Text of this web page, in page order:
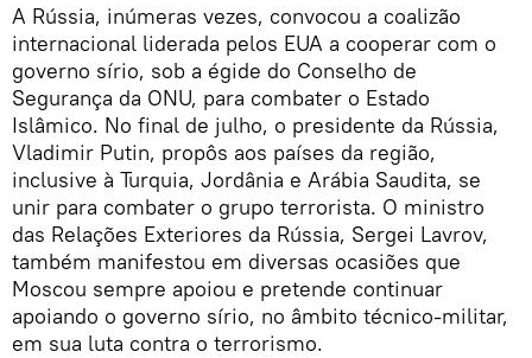
A Rússia, inúmeras vezes, convocou a coalizão
internacional liderada pelos EUA a cooperar com o
governo sírio, sob a égide do Conselho de
Segurança da ONU, para combater o Estado
Islâmico. No final de julho, o presidente da Rússia,
Vladimir Putin, propôs aos países da região,
inclusive à Turquia, Jordânia e Arábia Saudita, se
unir para combater o grupo terrorista. O ministro
das Relações Exteriores da Rússia, Sergei Lavrov,
também manifestou em diversas ocasiões que
Moscou sempre apoiou e pretende continuar
apoiando o governo sírio, no âmbito técnico-militar,
em sua luta contra o terrorismo.